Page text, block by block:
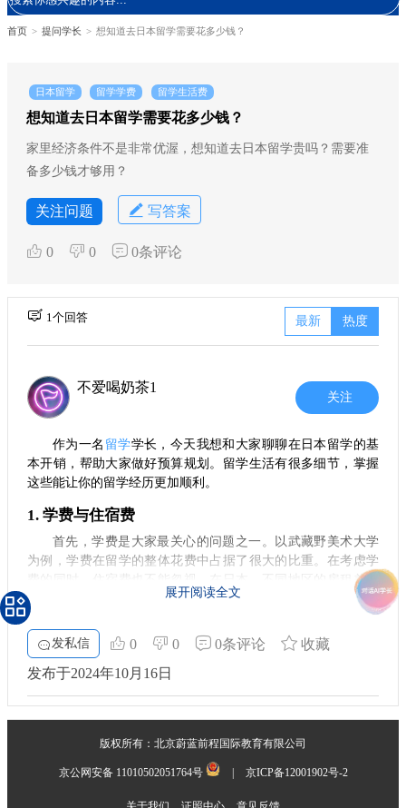
首页 > 提问学长 > 想知道去日本留学需要花多少钱？
日本留学 留学学费 留学生活费
想知道去日本留学需要花多少钱？
家里经济条件不是非常优渥，想知道去日本留学贵吗？需要准
备多少钱才够用？
关注问题 写答案
0 0 0条评论
1个回答 最新 热度
不爱喝奶茶1
关注
作为一名 留学学长，今天我想和大家聊聊在日本留学的基
本开销，帮助大家做好预算规划。留学生活有很多细节，掌握
这些能让你的留学经历更加顺利。
1. 学费与住宿费
首先，学费是大家最关心的问题之一。以武藏野美术大学
为例，学费在留学的整体花费中占据了很大的比重。在考虑学
费的同时，住宿费也不能忽视。在日本，不同地区的房租差距
很大。如果能够选择学校提供的宿舍，东京的房租大约在3万日
元（人民币约2000元）左右。如果选择合租公寓，2~3个人一块
住，甚至还能更省钱。
2.生活费解析
在日常生活中，水电费也是一笔不小的开销。我在东京新
间。至于饮食，学校里的便当通常要500日元一份，外面的餐馆
一般会在1000日元左右。一天的饮食费用大致需要1500到3000
日元。如果你喜欢烹饪，可以选择晚上去超市，许多商品会打
展开阅读全文
发私信 0 0 0条评论
收藏
发布于2024年10月16日
版权所有：北京蔚蓝前程国际教育有限公司
京公网安备 11010502051764号 京ICP备12001902号-2